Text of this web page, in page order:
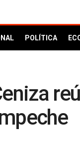
POLÍTICA